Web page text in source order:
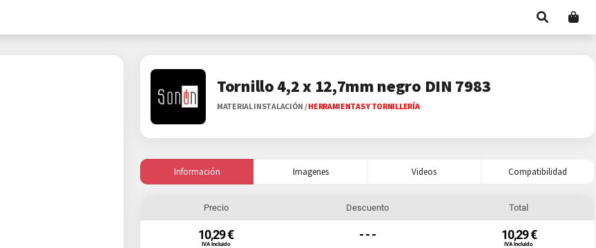
Tornillo 4,2 x 12,7mm negro DIN 7983
MATERIAL INSTALACIÓN /HERRAMIENTAS Y TORNILLERÍA
Información Imagenes Videos Compatibilidad
Precio
10,29 €
IVA Incluido
Descuento
- - -
Total
10,29 €
IVA Incluido